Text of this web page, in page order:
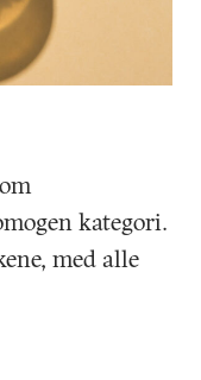
kategori.
med alle